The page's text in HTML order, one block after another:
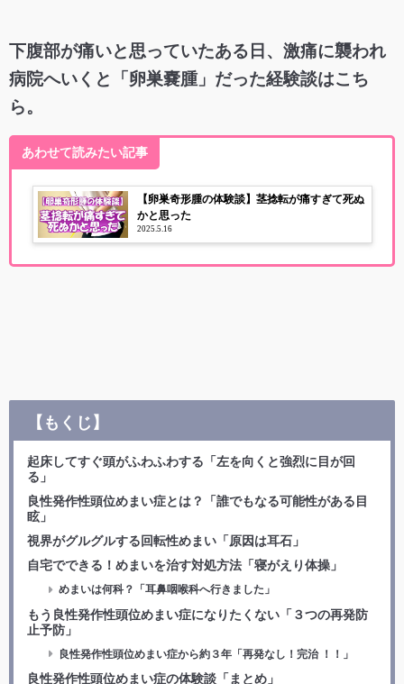
下腹部が痛いと思っていたある日、激痛に襲われ
病院へいくと「卵巣嚢腫」だった経験談はこち
ら。
あわせて読みたい記事
【卵巣奇形腫の体験談】茎捻転が痛すぎて死ぬ
かと思った
2025.5.16
【もくじ】
起床してすぐ頭がふわふわする「左を向くと強烈に目が回
る」
良性発作性頭位めまい症とは？「誰でもなる可能性がある目
眩」
視界がグルグルする回転性めまい「原因は耳石」
自宅でできる！めまいを治す対処方法「寝がえり体操」
めまいは何科？「耳鼻咽喉科へ行きました」
もう良性発作性頭位めまい症になりたくない「３つの再発防
止予防」
良性発作性頭位めまい症から約３年「再発なし！完治 ！！」
良性発作性頭位めまい症の体験談「まとめ」